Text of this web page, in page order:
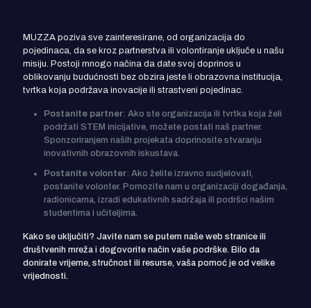
MUZZA poziva sve zainteresirane, od organizacija do
pojedinaca, da se kroz partnerstva ili volontiranje uključe u našu
misiju. Postoji mnogo načina da date svoj doprinos u
oblikovanju budućnosti bez obzira jeste li obrazovna institucija,
tvrtka koja podržava inovacije ili strastveni pojedinac.
Postanite partner: Ako ste organizacija ili tvrtka koja želi
podržati STEM inicijative, možete postati naš partner.
Sponzoriranjem naših projekata doprinosite stvaranju
inovativnih obrazovnih iskustava.
Postanite volonter: Ako želite izravno sudjelovati,
postanite volonter. Pomozite nam u organizaciji događanja,
radionicama, izradi edukativnih sadržaja ili podršci našim
studentima i učiteljima.
Kako se uključiti? Javite nam se putem naše web stranice ili
društvenih mreža i dogovorite način vaše podrške. Bilo da
donirate vrijeme, stručnost ili resurse, vaša pomoć je od velike
vrijednosti.